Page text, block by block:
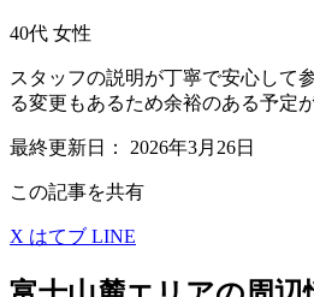
40代 女性
スタッフの説明が丁寧で安心して
る変更もあるため余裕のある予定
最終更新日： 2026年3月26日
この記事を共有
X はてブ LINE